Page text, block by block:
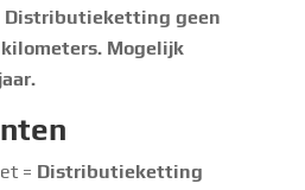
Distributieketting geen
Mogelijk
= Distributieketting